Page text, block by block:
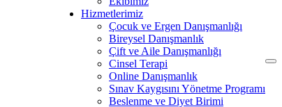
Hizmetlerimiz
Çocuk ve Ergen Danışmanlığı
Bireysel Danışmanlık
Çift ve Aile Danışmanlığı
Cinsel Terapi
Online Danışmanlık
Sınav Kaygısını Yönetme Programı
Beslenme ve Diyet Birimi